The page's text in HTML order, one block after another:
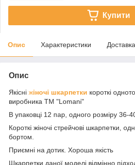
Купити
Опис Характеристики Доставка
Опис
Якісні жіночі шкарпетки короткі
виробника ТМ "Lomani"
В упаковці 12 пар, одного розміру 36-
Короткі жіночі стрейчові шкарпетки,
бортом.
Приємні на дотик. Хороша якість
Шкарпетки даної моделі відмінно